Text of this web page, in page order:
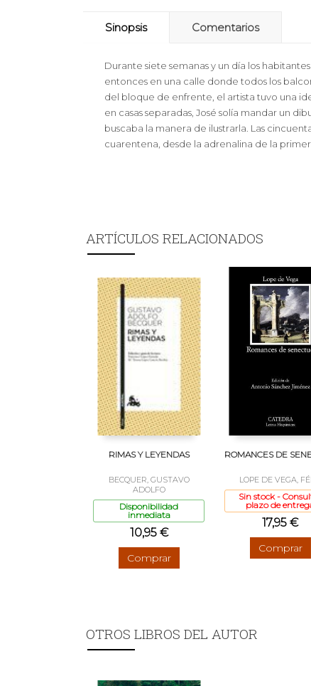
Sinopsis Comentarios
Durante siete semanas y un día los
entonces en una calle donde todos los
del bloque de enfrente, el artista tuvo una
en casas separadas, José solía mandar un
buscaba la manera de ilustrarla. Las
cuarentena, desde la adrenalina de la
ARTÍCULOS RELACIONADOS
RIMAS Y LEYENDAS
BECQUER, GUSTAVO
ADOLFO
Disponibilidad
inmediata
10,95 €
Comprar
ROMANCES DE
LOPE DE VEGA,
Sin stock -
plazo de
17,95 €
Comprar
OTROS LIBROS DEL AUTOR